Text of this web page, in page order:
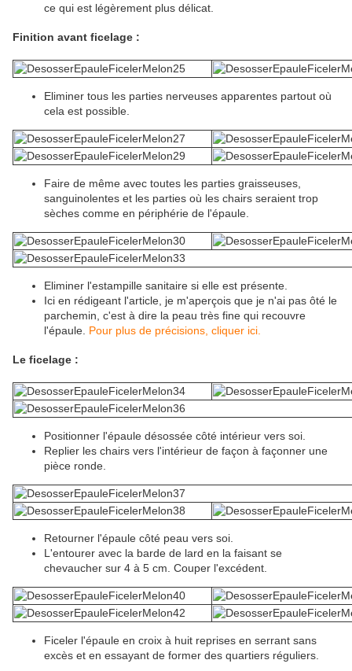
ce qui est légèrement plus délicat.
Finition avant ficelage :
Eliminer tous les parties nerveuses apparentes partout où
cela est possible.
Faire de même avec toutes les parties graisseuses,
sanguinolentes et les parties où les chairs seraient trop
sèches comme en périphérie de l'épaule.
Eliminer l'estampille sanitaire si elle est présente.
Ici en rédigeant l'article, je m'aperçois que je n'ai pas ôté le
parchemin, c'est à dire la peau très fine qui recouvre
l'épaule. Pour plus de précisions, cliquer ici.
Le ficelage :
Positionner l'épaule désossée côté intérieur vers soi.
Replier les chairs vers l'intérieur de façon à façonner une
pièce ronde.
Retourner l'épaule côté peau vers soi.
L'entourer avec la barde de lard en la faisant se
chevaucher sur 4 à 5 cm. Couper l'excédent.
Ficeler l'épaule en croix à huit reprises en serrant sans
excès et en essayant de former des quartiers réguliers.